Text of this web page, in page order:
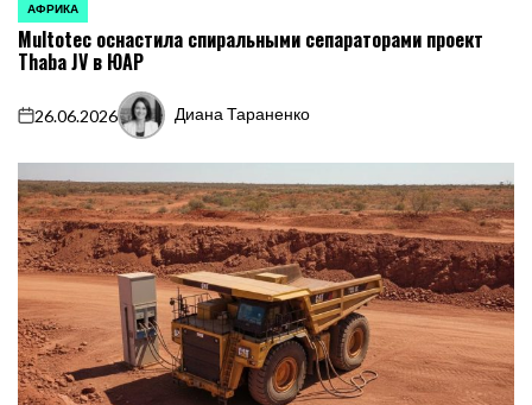
ОПУБЛИКОВАНО
В
АФРИКА
Multotec оснастила спиральными сепараторами проект
Thaba JV в ЮАР
on
26.06.2026
Запись
Диана Тараненко